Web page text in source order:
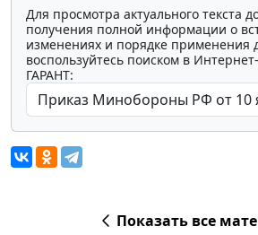
Для просмотра актуального текста
получения полной информации о
изменениях и порядке применения
воспользуйтесь поиском в
ГАРАНТ:
Показать все